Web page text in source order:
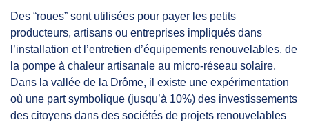
Des “roues” sont utilisées pour payer les petits
producteurs, artisans ou entreprises impliqués dans
l’installation et l’entretien d’équipements renouvelables, de
la pompe à chaleur artisanale au micro-réseau solaire.
Dans la vallée de la Drôme, il existe une expérimentation
où une part symbolique (jusqu’à 10%) des investissements
des citoyens dans des sociétés de projets renouvelables